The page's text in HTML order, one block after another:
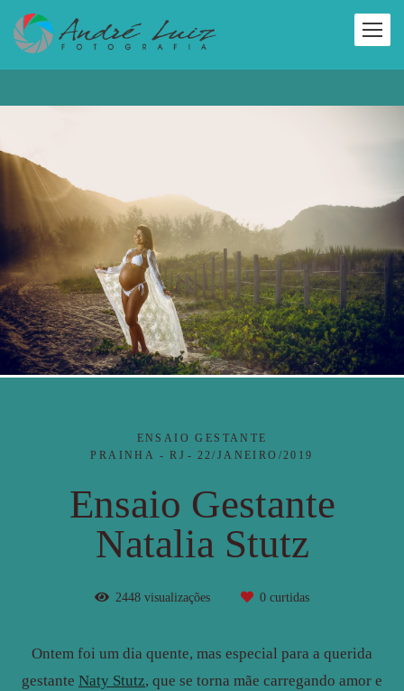
ENSAIO GESTANTE
PRAINHA - RJ
22/JANEIRO/2019
Ensaio Gestante
Natalia Stutz
2448 visualizações 0 curtidas
Ontem foi um dia quente, mas especial para a querida
gestante Naty Stutz, que se torna mãe carregando amor e